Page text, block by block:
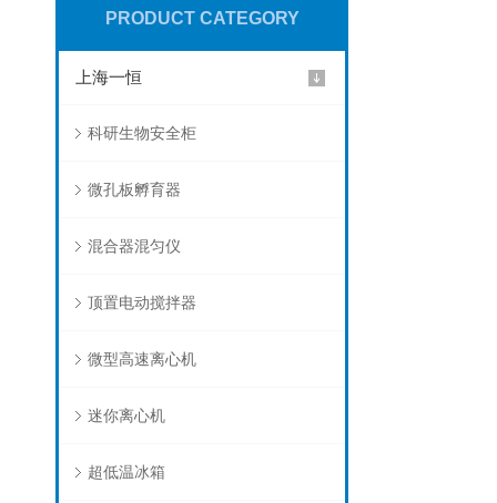
PRODUCT CATEGORY
上海一恒
科研生物安全柜
微孔板孵育器
混合器混匀仪
顶置电动搅拌器
微型高速离心机
迷你离心机
超低温冰箱